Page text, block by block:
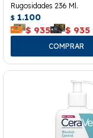
Rugosidades 236 Ml.
$ 1.100
$ 935 $ 935